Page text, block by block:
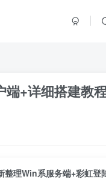
端+详细搭建教
理Win系服务端+彩虹登